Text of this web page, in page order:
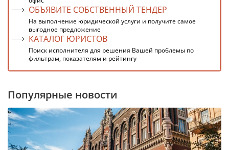
ОБЪЯВИТЕ СОБСТВЕННЫЙ ТЕНДЕР
На выполнение юридической услуги и получите самое
выгодное предложение
КАТАЛОГ ЮРИСТОВ
Поиск исполнителя для решения Вашей проблемы по
фильтрам, показателям и рейтингу
Популярные новости